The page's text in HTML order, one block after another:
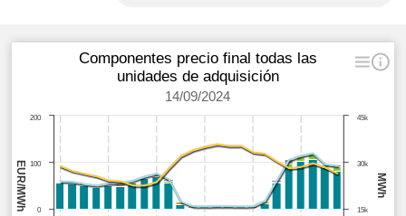
MWh
EUR/MWh
Componentes precio final todas las
unidades de adquisición
14/09/2024
30k
15k
45k
0
100
200